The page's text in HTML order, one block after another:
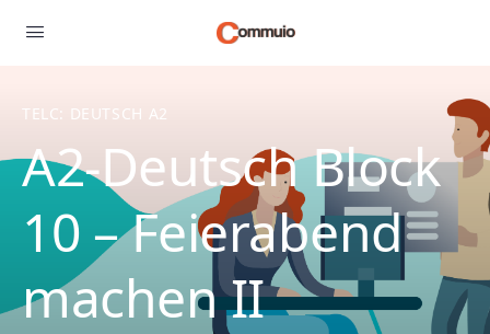
TELC: DEUTSCH A2
A2-Deutsch Block
10 – Feierabend
machen II